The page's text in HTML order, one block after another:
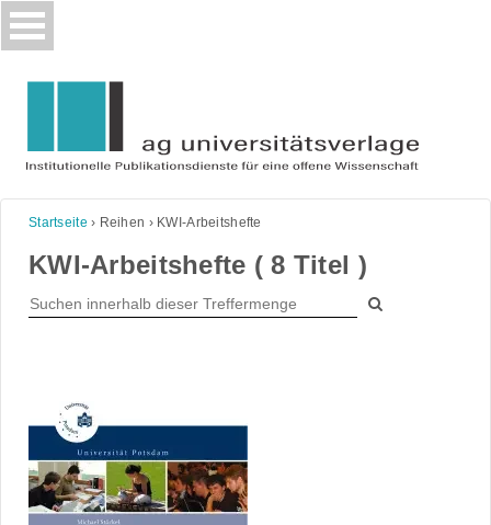
Skip
to
Startseite › Reihen › KWI-Arbeitshefte
KWI-Arbeitshefte ( 8 Titel )